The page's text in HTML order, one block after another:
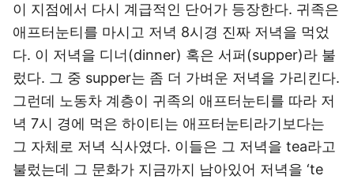
이 지점에서 다시 계급적인 단어가 등장한다. 귀족은
애프터눈티를 마시고 저녁 8시경 진짜 저녁을 먹었
다. 이 저녁을 디너(dinner) 혹은 서퍼(supper)라 불
렀다. 그 중 supper는 좀 더 가벼운 저녁을 가리킨다.
그런데 노동차 계층이 귀족의 애프터눈티를 따라 저
녁 7시 경에 먹은 하이티는 애프터눈티라기보다는
그 자체로 저녁 식사였다. 이들은 그 저녁을 tea라고
불렀는데 그 문화가 지금까지 남아있어 저녁을 ‘te